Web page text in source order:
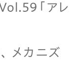
「アレ
メカニズ